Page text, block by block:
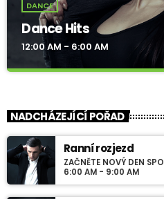
DANCE
Dance Hits
12:00 AM - 6:00 AM
For every Show page the
from the schedule, and you can
Podcasts, Articles and Charts by
Curabitur id lacus felis. Sed justo
NADCHÁZEJÍCÍ POŘAD
Ranní rozjezd
ZAČNĚTE NOVÝ DEN
6:00 AM - 9:00 AM